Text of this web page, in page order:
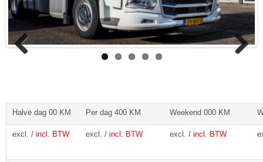
Halve dag 00 KM Per dag 400 KM Weekend 000 KM
excl. / incl. BTW excl. / incl. BTW excl. / incl. BTW